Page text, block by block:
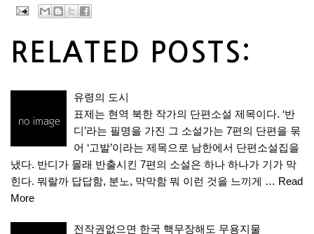
RELATED POSTS:
유령의 도시
표제는 현역 북한 작가의 단편소설 제목이다. ‘반
디’라는 필명을 가진 그 소설가는 7편의 단편을 묶
어 ‘고발’이라는 제목으로 남한에서 단편소설집을
냈다. 반디가 몰래 반출시킨 7편의 소설은 하나 하나가 기가 막
힌다. 뭐랄까 답답함, 분노, 막막함 뭐 이런 것을 느끼게 … Read
More
전작권없으면 한국 핵무장해도 무용지물